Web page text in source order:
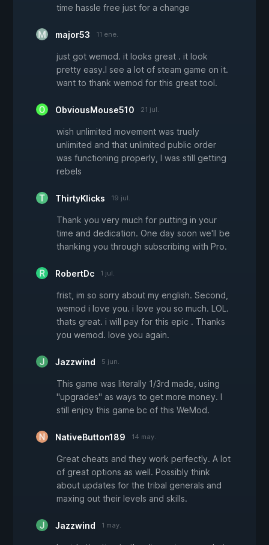
time hassle free just for a change
major53 11 ene.
just got wemod. it looks great . it look
pretty easy.I see a lot of steam game on it.
want to thank wemod for this great tool.
ObviousMouse510 21 jul.
wish unlimited movement was truely
unlimited and that unlimited public order
was functioning properly, I was still getting
rebels
ThirtyKlicks 19 jul.
Thank you very much for putting in your
time and dedication. One day soon we'll be
thanking you through subscribing with Pro.
RobertDc 1 jul.
frist, im so sorry about my english. Second,
wemod i love you. i love you so much. LOL.
thats great. i will pay for this epic . Thanks
you wemod. love you again.
Jazzwind 5 jun.
This game was literally 1/3rd made, using
"upgrades" as ways to get more money. I
still enjoy this game bc of this WeMod.
NativeButton189 14 may.
Great cheats and they work perfectly. A lot
of great options as well. Possibly think
about updates for the tribal generals and
maxing out their levels and skills.
Jazzwind 1 may.